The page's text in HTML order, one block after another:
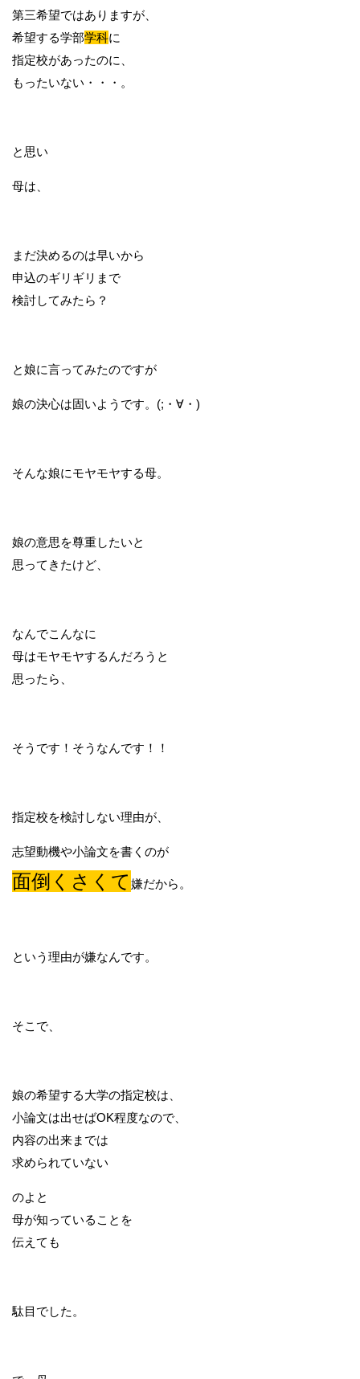
第三希望ではありますが、
希望する学部学科に
指定校があったのに、
もったいない・・・。
と思い
母は、
まだ決めるのは早いから
申込のギリギリまで
検討してみたら？
と娘に言ってみたのですが
娘の決心は固いようです。(;・∀・)
そんな娘にモヤモヤする母。
娘の意思を尊重したいと
思ってきたけど、
なんでこんなに
母はモヤモヤするんだろうと
思ったら、
そうです！そうなんです！！
指定校を検討しない理由が、
志望動機や小論文を書くのが
面倒くさくて 嫌だから。
という理由が嫌なんです。
そこで、
娘の希望する大学の指定校は、
小論文は出せばOK程度なので、
内容の出来までは
求められていない
のよと
母が知っていることを
伝えても
駄目でした。